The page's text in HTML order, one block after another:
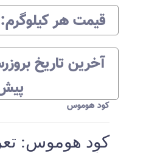
قیمت هرکیلوگرم:‌
آخرین تاریخ
کود هوموس
کود هوموس: